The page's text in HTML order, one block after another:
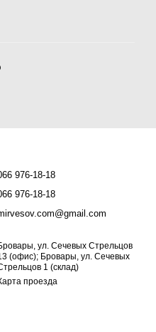
976-18-18
976-18-18
ул. Сечевых Стрельцов
(офис); Бровары, ул. Сечевых
1 (склад)
проезда